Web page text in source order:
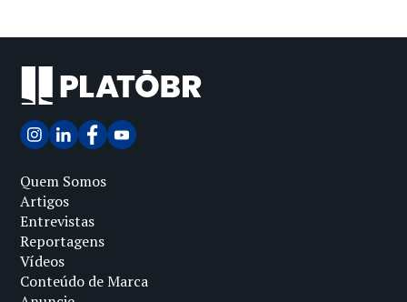
Quem Somos
Artigos
Entrevistas
Reportagens
Vídeos
Conteúdo de Marca